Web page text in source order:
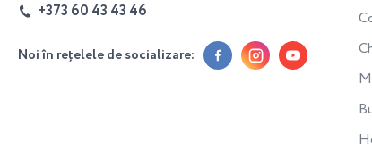
+373 60 43 43 46
Noi în rețelele de socializare: